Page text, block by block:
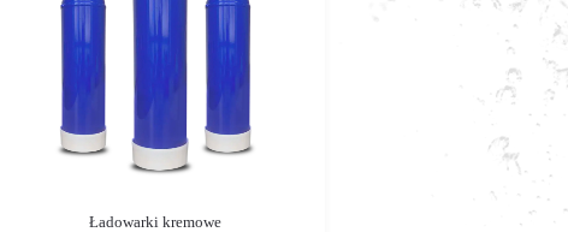
Ładowarki kremowe